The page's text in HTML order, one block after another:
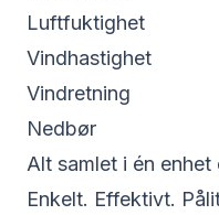
Luftfuktighet
Vindhastighet
Vindretning
Nedbør
Alt samlet i én
Enkelt. Effektivt.